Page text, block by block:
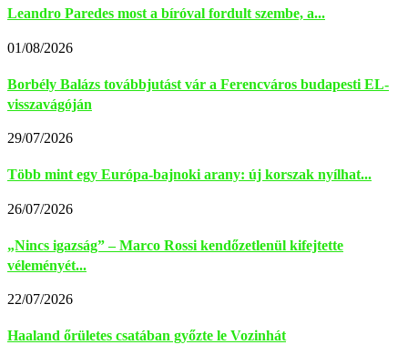
Leandro Paredes most a bíróval fordult szembe, a...
01/08/2026
Borbély Balázs továbbjutást vár a Ferencváros budapesti EL-
visszavágóján
29/07/2026
Több mint egy Európa-bajnoki arany: új korszak nyílhat...
26/07/2026
„Nincs igazság” – Marco Rossi kendőzetlenül kifejtette
véleményét...
22/07/2026
Haaland őrületes csatában győzte le Vozinhát